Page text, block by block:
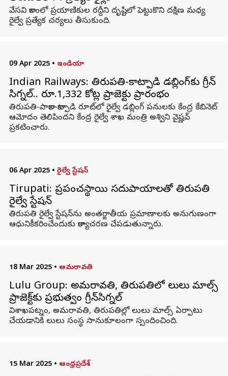
వేసవి కాలంలో ప్రయాణికుల రద్దీని దృష్టిలో పెట్టుకొని దక్షిణ మధ్య
రైల్వే ప్రత్యేక చర్యలు తీసుకుంది.
09 Apr 2025 • ఇండియా
Indian Railways: తిరుపతి-కాట్పాడి డబ్లింగ్‌కు గ్రీన్‌
సిగ్నల్‌.. రూ.1,332 కోట్ల ప్రాజెక్టు ప్రారంభం
తిరుపతి-పాకాల-కాట్పాడి రూట్‌లో రైల్వే డబ్లింగ్‌ పనులకు కేంద్ర కేబినెట్
ఆమోదం తెలిపిందని కేంద్ర రైల్వే శాఖ మంత్రి అశ్విని వైష్ణవ్‌
ప్రకటించారు.
06 Apr 2025 • రైల్వే స్టేషన్
Tirupati: ప్రపంచస్థాయి సదుపాయాలతో తిరుపతి
రైల్వే స్టేషన్
తిరుపతి రైల్వే స్టేషన్‌ను అంతర్జాతీయ ప్రమాణాలకు అనుగుణంగా
ఆధునికీకరించేందుకు కార్యాచరణ చేపడుతున్నారు.
18 Mar 2025 • అమరావతి
Lulu Group: అమరావతి, తిరుపతిలో లులు మాల్స్‌
ప్రాజెక్ట్‌కు ప్రభుత్వం గ్రీన్‌సిగ్నల్‌
విశాఖపట్నం, అమరావతి, తిరుపతిల్లో లులు మాల్స్‌ ఏర్పాటు
చేయడానికి లులు సంస్థ సానుకూలంగా స్పందించింది.
15 Mar 2025 • ఆంధ్రప్రదేశ్